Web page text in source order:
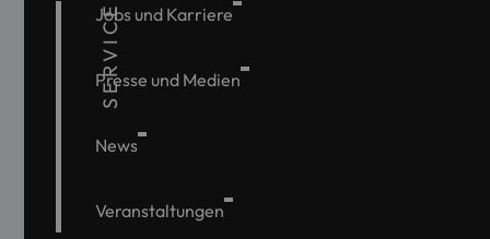
SERVICE
Jobs und Karriere
Presse und Medien
News
Veranstaltungen